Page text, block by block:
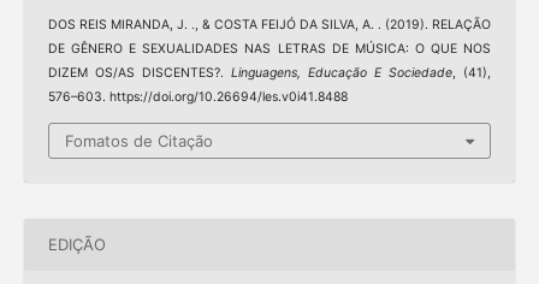
DOS REIS MIRANDA, J. ., & COSTA FEIJÓ DA SILVA, A. . (2019). RELAÇÃO
DE GÊNERO E SEXUALIDADES NAS LETRAS DE MÚSICA: O QUE NOS
DIZEM OS/AS DISCENTES?. Linguagens, Educação E Sociedade, (41),
576–603. https://doi.org/10.26694/les.v0i41.8488
Fomatos de Citação
EDIÇÃO